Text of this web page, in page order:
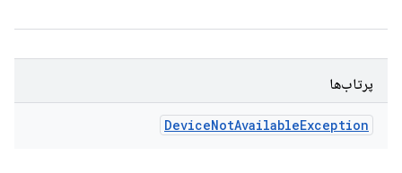
پرتاب‌ها
DeviceNotAvailableException